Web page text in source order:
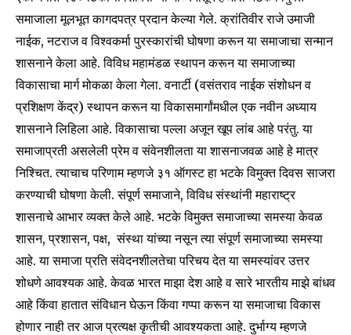
समाजाला मूलभूत कागदपत्र प्रदान केल्या गेले. क्रांतिवीर राजे उमाजी
नाईक, नटराज व विश्वकर्मा पुरस्कारांची घोषणा करून या समाजाचा सन्मान
शासनाने केला आहे. विविध महामंडळ स्थापन करून या समाजाच्या
विकासाचा मार्ग मोकळा केला गेला. वनार्टी (वसंतराव नाईक संशोधन व
प्रशिक्षण केंद्र) स्थापन करून या विकासमार्गांमधील एक नवीन अध्याय
शासनाने लिहिला आहे. विकासाचा पल्ला अजून खूप लांब आहे परंतु. या
समाजाप्रती असलेली प्रेम व संवेनशीलता या शासनाजवळ आहे हे मात्र
निश्चित. त्याचाच परिणाम म्हणजे ३१ ऑगस्ट हा भटके विमुक्त दिवस साजरा
करण्याची घोषणा केली. संपूर्ण समाजाने, विविध संस्थांनी महाराष्ट्र
शासनाचे आभार व्यक्त केले आहे. भटके विमुक्त समाजाच्या समस्या केवळ
शासन, प्रशासन, पक्ष, संस्था यांच्या नसून त्या संपूर्ण समाजाच्या समस्या
आहे. या समाजा प्रति संवेदनशीलतेचा परिचय देत या समस्यांवर उत्तर
शोधणे आवश्यक आहे. केवळ भारत माझा देश आहे व सारे भारतीय माझे बांधव
आहे किंवा हातात संविधान घेऊन किंवा गप्पा करून या समाजाचा विकास
होणार नाही तर आज प्रत्यक्ष कृतीची आवश्यकता आहे. दुर्भाग्य म्हणजे